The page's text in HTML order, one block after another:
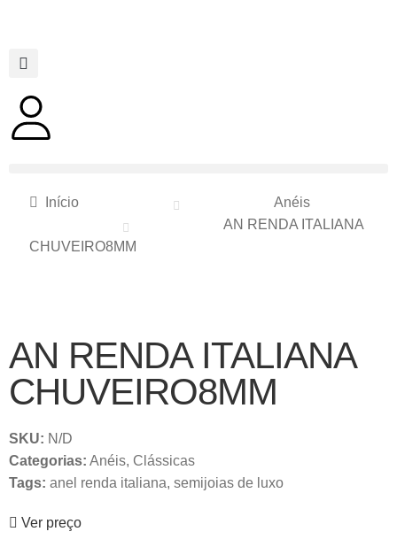
Início
Anéis
AN RENDA ITALIANA
CHUVEIRO8MM
AN RENDA ITALIANA
CHUVEIRO8MM
SKU: N/D
Categorias: Anéis, Clássicas
Tags: anel renda italiana, semijoias de luxo
Ver preço